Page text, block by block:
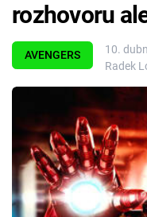
Témata
Seriály
Hry
AVENGERS
10.
Radek
rozhovoru